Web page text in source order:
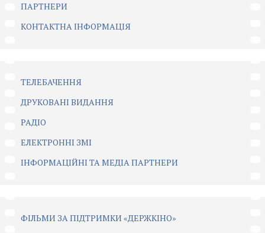
ПАРТНЕРИ
КОНТАКТНА ІНФОРМАЦІЯ
ТЕЛЕБАЧЕННЯ
ДРУКОВАНІ ВИДАННЯ
РАДІО
ЕЛЕКТРОННІ ЗМІ
ІНФОРМАЦІЙНІ ТА МЕДІА ПАРТНЕРИ
ФІЛЬМИ ЗА ПІДТРИМКИ «ДЕРЖКІНО»